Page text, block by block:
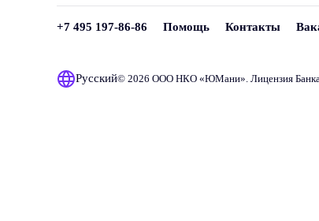
+7 495 197-86-86 Помощь Контакты
Русский© 2026 ООО НКО «ЮМани». Лицензия